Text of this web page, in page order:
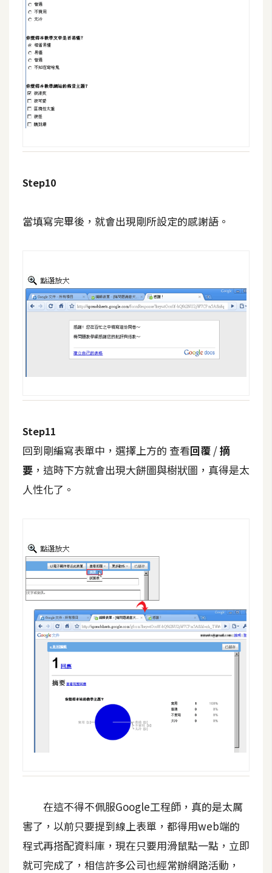
o
c
k
e
r
伺
服
設
示
A
C
開
梅
開
發
作
提
案
Step10
當填寫完畢後，就會出現剛所設定的感謝語。
Step11
回到剛編寫表單中，選擇上方的 查看回覆 /摘
要 ，這時下方就會出現大餅圖與樹狀圖，真得是太
人性化了。
在這不得不佩服Google工程師，真的是太厲
害了，以前只要提到線上表單，都得用web端的
程式再搭配資料庫，現在只要用滑鼠點一點，立即
就可完成了，相信許多公司也經常辦網路活動，